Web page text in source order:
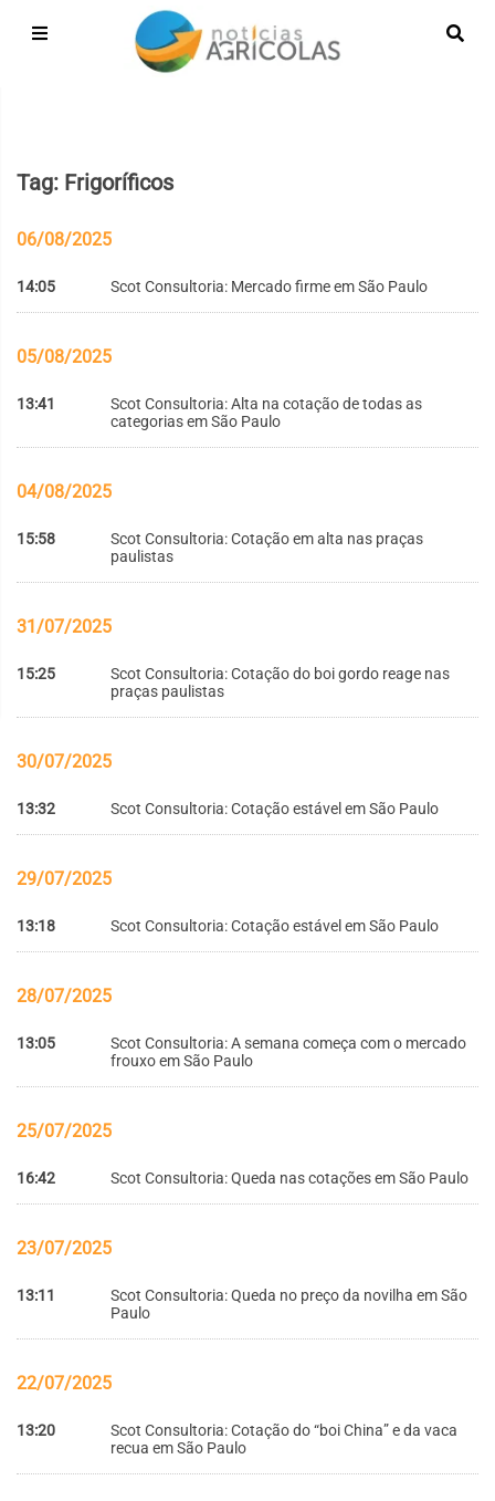
Tag: Frigoríficos
06/08/2025
14:05 Scot Consultoria: Mercado firme em São Paulo
05/08/2025
13:41
Scot Consultoria: Alta na cotação de todas as
categorias em São Paulo
04/08/2025
15:58
Scot Consultoria: Cotação em alta nas praças
paulistas
31/07/2025
15:25
Scot Consultoria: Cotação do boi gordo reage nas
praças paulistas
30/07/2025
13:32 Scot Consultoria: Cotação estável em São Paulo
29/07/2025
13:18 Scot Consultoria: Cotação estável em São Paulo
28/07/2025
13:05
Scot Consultoria: A semana começa com o mercado
frouxo em São Paulo
25/07/2025
16:42 Scot Consultoria: Queda nas cotações em São Paulo
23/07/2025
13:11
Scot Consultoria: Queda no preço da novilha em São
Paulo
22/07/2025
13:20
Scot Consultoria: Cotação do “boi China” e da vaca
recua em São Paulo